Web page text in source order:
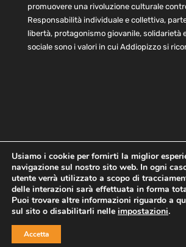
promuovere una rivoluzione culturale
Responsabilità individuale e collettiva,
libertà, protagonismo giovanile, solidarietà
sociale sono i valori in cui Addiopizzo si
Home Statuto e bilancio
Privacy
Cookie Child
Copyright © 2021 AddioPizzo | Tutti i diritti
Usiamo i cookie per fornirti la miglior
navigazione sul nostro sito web. In ogni
utente verrà utilizzato a scopo di
delle interazioni sarà effettuata in forma
Puoi trovare altre informazioni riguardo a
sul sito o disabilitarli nelle impostazioni.
Accetta